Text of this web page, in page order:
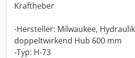
Kraftheber
-Hersteller: Milwaukee,
doppeltwirkend Hub 600 mm
-Typ: H-73